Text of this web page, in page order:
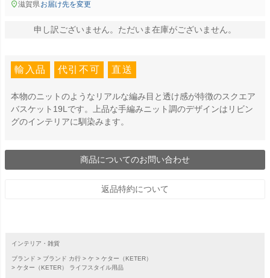
滋賀県お届け先を変更
申し訳ございません。ただいま在庫がございません。
輸入品 代引不可 直送
本物のニットのようなリアルな編み目と透け感が特徴のスクエア
バスケット19Lです。上品な手編みニット調のデザインはリビン
グのインテリアに馴染みます。
商品についてのお問い合わせ
返品特約について
インテリア・雑貨
ブランド ブランド カ行 ケ
ケター（KETER）
ケター（KETER） ライフスタイル用品